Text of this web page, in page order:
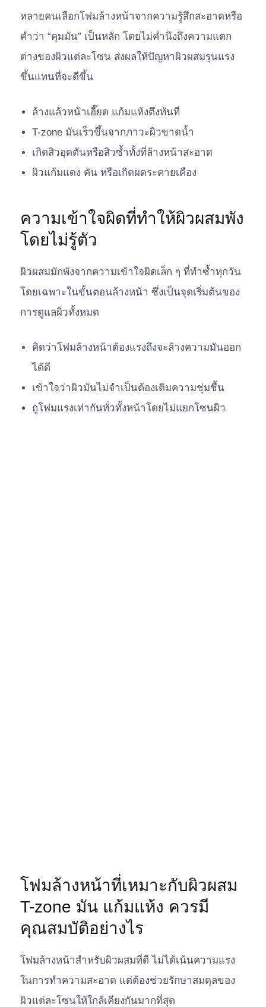
หลายคนเลือกโฟมล้างหน้าจากความรู้สึกสะอาดหรือ
คำว่า “คุมมัน” เป็นหลัก โดยไม่คำนึงถึงความแตก
ต่างของผิวแต่ละโซน ส่งผลให้ปัญหาผิวผสมรุนแรง
ขึ้นแทนที่จะดีขึ้น
ล้างแล้วหน้าเอี๊ยด แก้มแห้งตึงทันที
T-zone มันเร็วขึ้นจากภาวะผิวขาดน้ำ
เกิดสิวอุดตันหรือสิวซ้ำทั้งที่ล้างหน้าสะอาด
ผิวแก้มแดง คัน หรือเกิดผดระคายเคือง
ความเข้าใจผิดที่ทำให้ผิวผสมพัง
โดยไม่รู้ตัว
ผิวผสมมักพังจากความเข้าใจผิดเล็ก ๆ ที่ทำซ้ำทุกวัน
โดยเฉพาะในขั้นตอนล้างหน้า ซึ่งเป็นจุดเริ่มต้นของ
การดูแลผิวทั้งหมด
คิดว่าโฟมล้างหน้าต้องแรงถึงจะล้างความมันออก
ได้ดี
เข้าใจว่าผิวมันไม่จำเป็นต้องเติมความชุ่มชื้น
ถูโฟมแรงเท่ากันทั่วทั้งหน้าโดยไม่แยกโซนผิว
โฟมล้างหน้าที่เหมาะกับผิวผสม
T-zone มัน แก้มแห้ง ควรมี
คุณสมบัติอย่างไร
โฟมล้างหน้าสำหรับผิวผสมที่ดี ไม่ได้เน้นความแรง
ในการทำความสะอาด แต่ต้องช่วยรักษาสมดุลของ
ผิวแต่ละโซนให้ใกล้เคียงกันมากที่สุด